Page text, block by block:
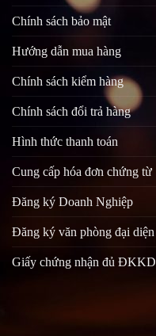
Chính sách bảo mật
Hướng dẫn mua hàng
Chính sách kiểm hàng
Chính sách đổi trả hàng
Hình thức thanh toán
Cung cấp hóa đơn chứng từ
Đăng ký Doanh Nghiệp
Đăng ký văn phòng đại diện
Giấy chứng nhận đủ ĐKKD